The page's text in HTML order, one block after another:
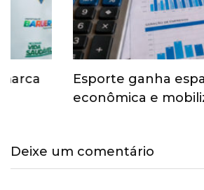
Esporte ganha espaço na
econômica e mobiliza…
Deixe um comentário